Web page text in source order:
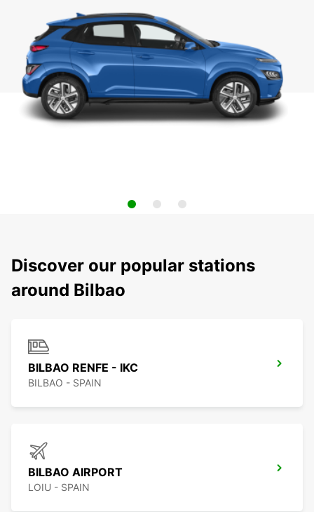
Discover our popular stations
around Bilbao
BILBAO RENFE - IKC
BILBAO - SPAIN
BILBAO AIRPORT
LOIU - SPAIN